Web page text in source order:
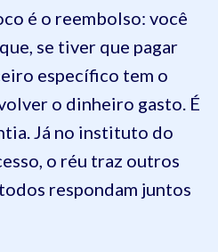
é o reembolso: você
se tiver que pagar
específico tem o
o dinheiro gasto. É
Já no instituto do
o réu traz outros
respondam juntos